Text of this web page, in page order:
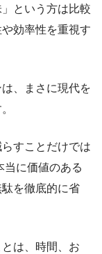
という方は比較
効率性を重視す
、まさに現代を
すことだけでは
当に価値のある
を徹底的に省
は、時間、お